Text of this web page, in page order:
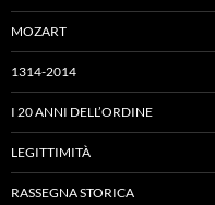
MOZART
1314-2014
I 20 ANNI DELL’ORDINE
LEGITTIMITÀ
RASSEGNA STORICA